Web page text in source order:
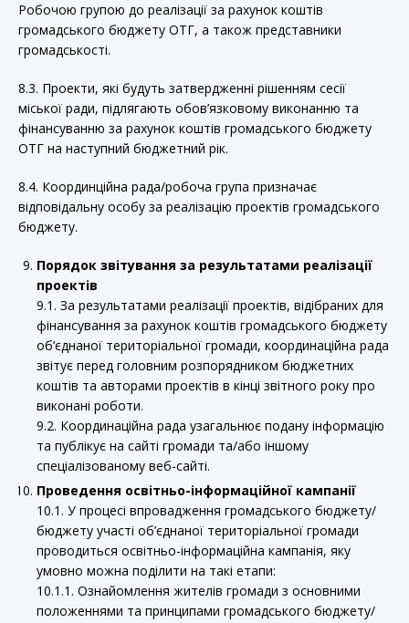
Робочою групою до реалізації за рахунок коштів
громадського бюджету ОТГ, а також представники
громадськості.
8.3. Проекти, які будуть затвердженні рішенням сесії
міської ради, підлягають обов’язковому виконанню та
фінансуванню за рахунок коштів громадського бюджету
ОТГ на наступний бюджетний рік.
8.4. Координційна рада/робоча група призначає
відповідальну особу за реалізацію проектів громадського
бюджету.
Порядок звітування за результатами реалізації
проектів
9.1. За результатами реалізації проектів, відібраних для
фінансування за рахунок коштів громадського бюджету
об’єднаної територіальної громади, координаційна рада
звітує перед головним розпорядником бюджетних
коштів та авторами проектів в кінці звітного року про
виконані роботи.
9.2. Координаційна рада узагальнює подану інформацію
та публікує на сайті громади та/або іншому
спеціалізованому веб-сайті.
Проведення освітньо-інформаційної кампанії
10.1. У процесі впровадження громадського бюджету/
бюджету участі об’єднаної територіальної громади
проводиться освітньо-інформаційна кампанія, яку
умовно можна поділити на такі етапи:
10.1.1. Ознайомлення жителів громади з основними
положеннями та принципами громадського бюджету/